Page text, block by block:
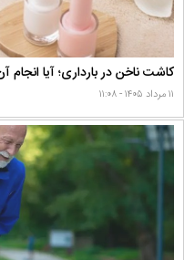
کاشت ناخن در بارداری؛ آیا
۱۱ مرداد ۱۴۰۵ - ۱۱:۰۸